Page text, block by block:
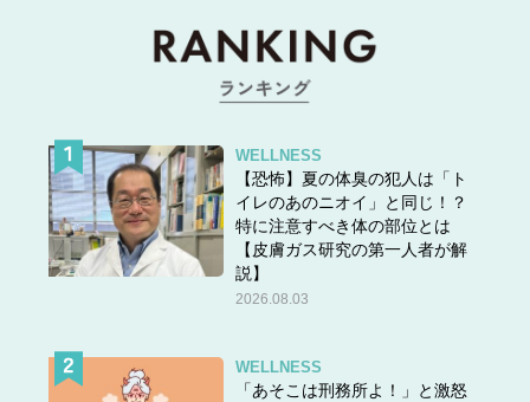
WELLNESS
【恐怖】夏の体臭の犯人は「ト
イレのあのニオイ」と同じ！？
特に注意すべき体の部位とは
【皮膚ガス研究の第一人者が解
説】
2026.08.03
WELLNESS
「あそこは刑務所よ！」と激怒